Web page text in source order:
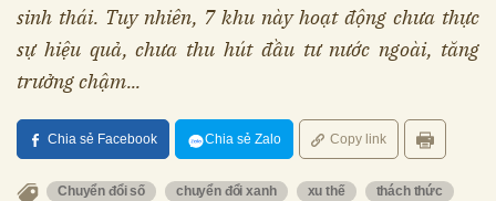
sinh thái. Tuy nhiên, 7 khu này hoạt động chưa thực
sự hiệu quả, chưa thu hút đầu tư nước ngoài, tăng
trưởng chậm...
Chia sẻ Facebook Chia sẻ Zalo Copy link
Chuyển đổi số chuyển đổi xanh xu thế thách thức